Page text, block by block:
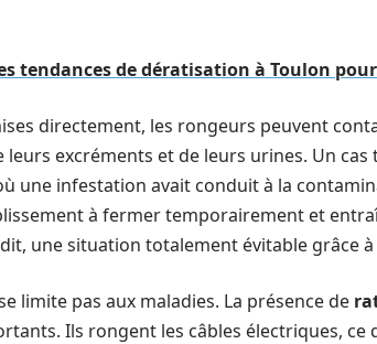
tendances de dératisation à Toulon
directement, les rongeurs peuvent
leurs excréments et de leurs urines. Un
une infestation avait conduit à la
à fermer temporairement et
une situation totalement évitable grâce
limite pas aux maladies. La présence de
Ils rongent les câbles électriques,